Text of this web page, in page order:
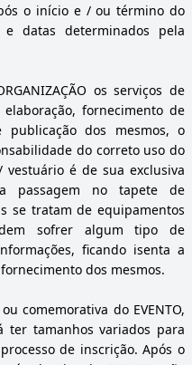
o início e / ou término do
e datas determinados pela
os serviços de
elaboração, fornecimento de
dos mesmos, o
do correto uso do
é de sua exclusiva
passagem no tapete de
se tratam de equipamentos
sofrer algum tipo de
ficando isenta a
dos mesmos.
comemorativa do EVENTO,
ter tamanhos variados para
de inscrição. Após o